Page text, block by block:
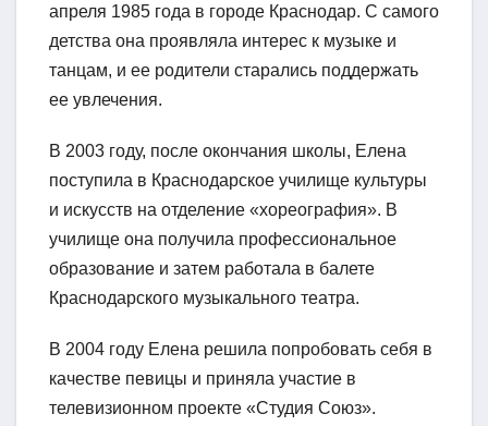
апреля 1985 года в городе Краснодар. С самого
детства она проявляла интерес к музыке и
танцам, и ее родители старались поддержать
ее увлечения.
В 2003 году, после окончания школы, Елена
поступила в Краснодарское училище культуры
и искусств на отделение «хореография». В
училище она получила профессиональное
образование и затем работала в балете
Краснодарского музыкального театра.
В 2004 году Елена решила попробовать себя в
качестве певицы и приняла участие в
телевизионном проекте «Студия Союз».